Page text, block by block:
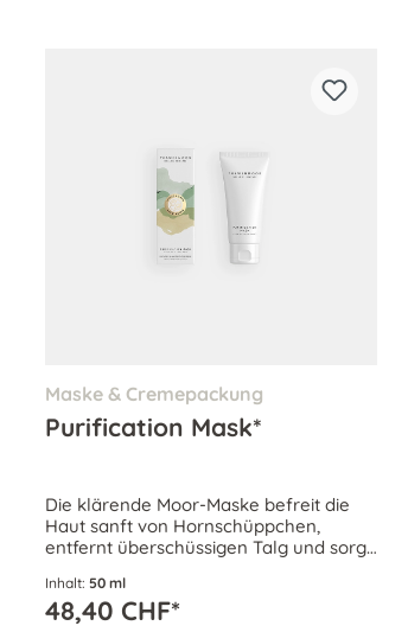
Maske & Cremepackung
Purification Mask*
Die klärende Moor-Maske befreit die
Haut sanft von Hornschüppchen,
entfernt überschüssigen Talg und sorgt
ein geklärtes und verfeinertes Hautbild.
Für jede Haut geeignet, besonders bei
Inhalt: 50 ml
48,40 CHF*